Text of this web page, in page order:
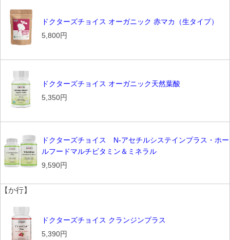
ドクターズチョイス オーガニック 赤マカ（生タイプ）
5,800円
ドクターズチョイス オーガニック天然葉酸
5,350円
ドクターズチョイス N-アセチルシステインプラス・ホー
ルフードマルチビタミン＆ミネラル
9,590円
【か行】
ドクターズチョイス クランジンプラス
5,390円